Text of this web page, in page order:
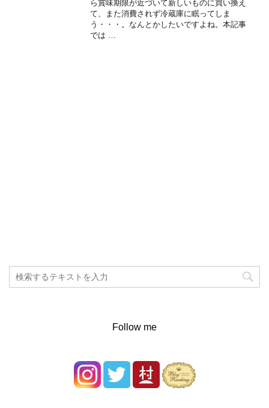
ら賞味期限が近づいて新しいものに買い換え
て、また消費されず冷蔵庫に眠ってしま
う・・・。なんとかしたいですよね。本記事
では …
Follow me